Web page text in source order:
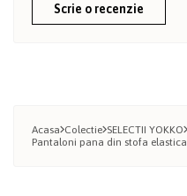
Scrie o recenzie
Acasa Colectie SELECTII YOKKO
Pantaloni pana din stofa elastica